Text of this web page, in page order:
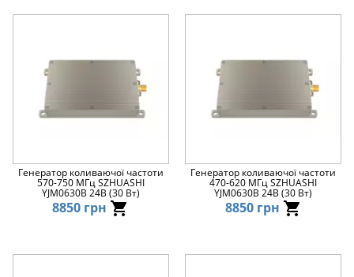
Генератор коливаючої частоти
570-750 МГц SZHUASHI
YJM0630B 24В (30 Вт)
8850 грн
Генератор коливаючої частоти
470-620 МГц SZHUASHI
YJM0630B 24В (30 Вт)
8850 грн